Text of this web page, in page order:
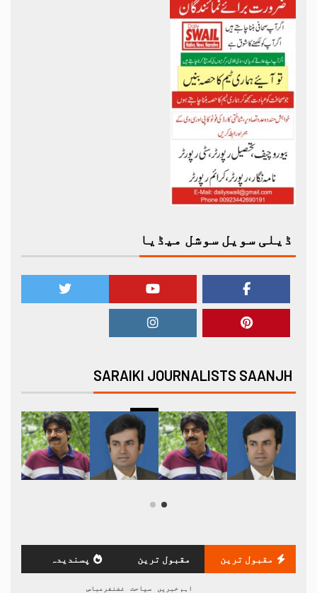
ڈیلی سویل سوشل میڈیا
SARAIKI JOURNALISTS SAANJH
مقبول ترین مقبول ترین پسندیدہ
اہم خبریں سیاحت غضنفرعباس